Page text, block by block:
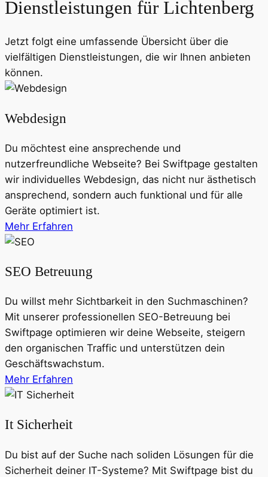
Dienstleistungen für Lichtenberg
Jetzt folgt eine umfassende Übersicht über die
vielfältigen Dienstleistungen, die wir Ihnen anbieten
können.
Webdesign
Du möchtest eine ansprechende und
nutzerfreundliche Webseite? Bei Swiftpage gestalten
wir individuelles Webdesign, das nicht nur ästhetisch
ansprechend, sondern auch funktional und für alle
Geräte optimiert ist.
Mehr Erfahren
SEO Betreuung
Du willst mehr Sichtbarkeit in den Suchmaschinen?
Mit unserer professionellen SEO-Betreuung bei
Swiftpage optimieren wir deine Webseite, steigern
den organischen Traffic und unterstützen dein
Geschäftswachstum.
Mehr Erfahren
It Sicherheit
Du bist auf der Suche nach soliden Lösungen für die
Sicherheit deiner IT-Systeme? Mit Swiftpage bist du